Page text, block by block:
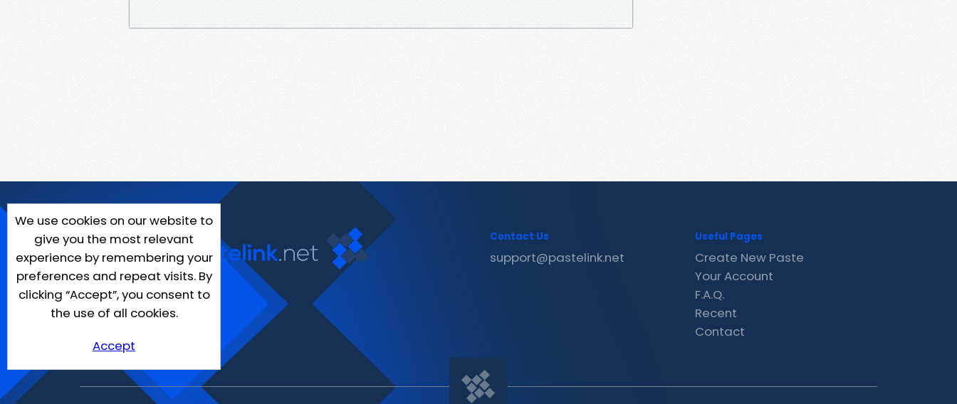
We use cookies on our website to
give you the most relevant
experience by remembering your
preferences and repeat visits. By
clicking “Accept”, you consent to
the use of all cookies.
Accept
Contact Us
support@pastelink.net
Useful Pages
Create New Paste
Your Account
F.A.Q.
Recent
Contact